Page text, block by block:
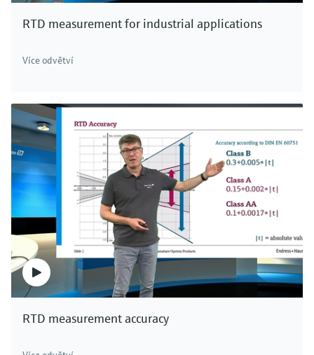
RTD measurement for industrial applications
Více odvětví
RTD measurement accuracy